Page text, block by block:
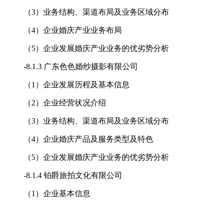
（3）业务结构、渠道布局及业务区域分布
（4）企业婚庆产业业务布局
（5）企业发展婚庆产业业务的优劣势分析
-8.1.3 广东色色婚纱摄影有限公司
（1）企业发展历程及基本信息
（2）企业经营状况介绍
（3）业务结构、渠道布局及业务区域分布
（4）企业婚庆产品及服务类型及特色
（5）企业发展婚庆产业业务的优劣势分析
-8.1.4 铂爵旅拍文化有限公司
（1）企业基本信息